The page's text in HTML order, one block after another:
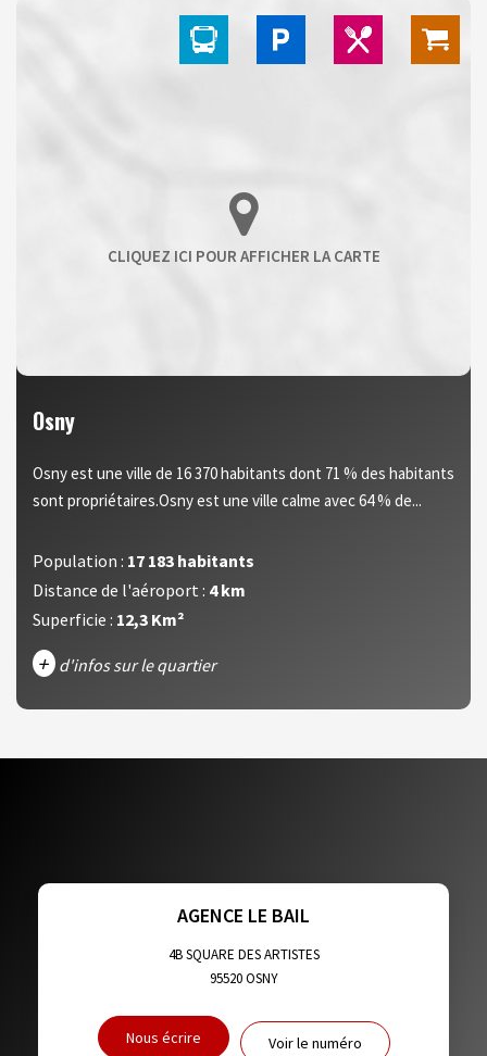
Osny
Osny est une ville de 16 370 habitants dont 71 % des habitants
sont propriétaires.Osny est une ville calme avec 64 % de...
Population : 17 183 habitants
Distance de l'aéroport : 4 km
Superficie : 12,3 Km²
+ d'infos sur le quartier
DISTANCE DE L'AÉROPORT : SUPERFICIE :
AGENCE LE BAIL
4B SQUARE DES ARTISTES
95520OSNY
Nous écrire Voir le numéro